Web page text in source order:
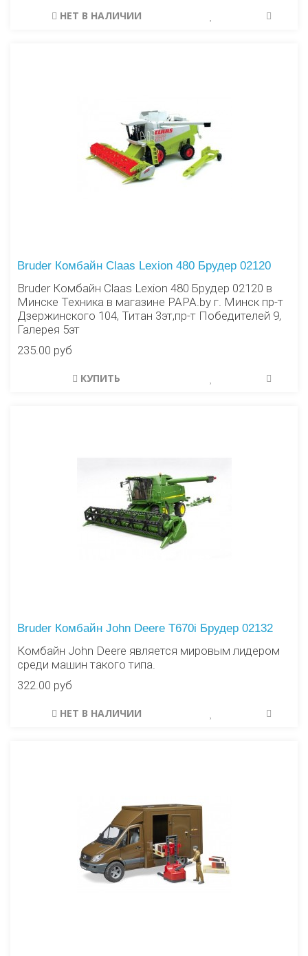
НЕТ В НАЛИЧИИ
Bruder Комбайн Claas Lexion 480 Брудер 02120
Bruder Комбайн Claas Lexion 480 Брудер 02120 в
Минске Техника в магазине PAPA.by г. Минск пр-т
Дзержинского 104, Титан 3эт,пр-т Победителей 9,
Галерея 5эт
235.00 руб
КУПИТЬ
Bruder Комбайн John Deere T670i Брудер 02132
Комбайн John Deere является мировым лидером
среди машин такого типа.
322.00 руб
НЕТ В НАЛИЧИИ